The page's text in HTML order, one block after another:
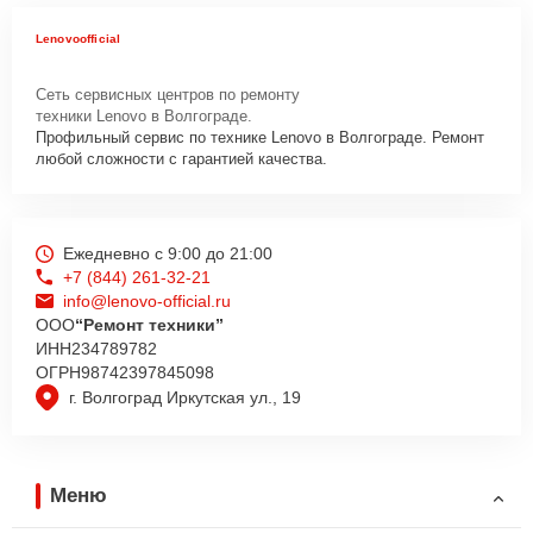
Lenovoofficial
Сеть сервисных центров по ремонту
техники Lenovo в Волгограде.
Профильный сервис по технике Lenovo в Волгограде. Ремонт
любой сложности с гарантией качества.
г. Волгоград Иркутская ул., 19
Ежедневно с 9:00 до 21:00
+7 (844) 261-32-21
info@lenovo-official.ru
ООО“Ремонт техники”
ИНН234789782
ОГРН98742397845098
Меню